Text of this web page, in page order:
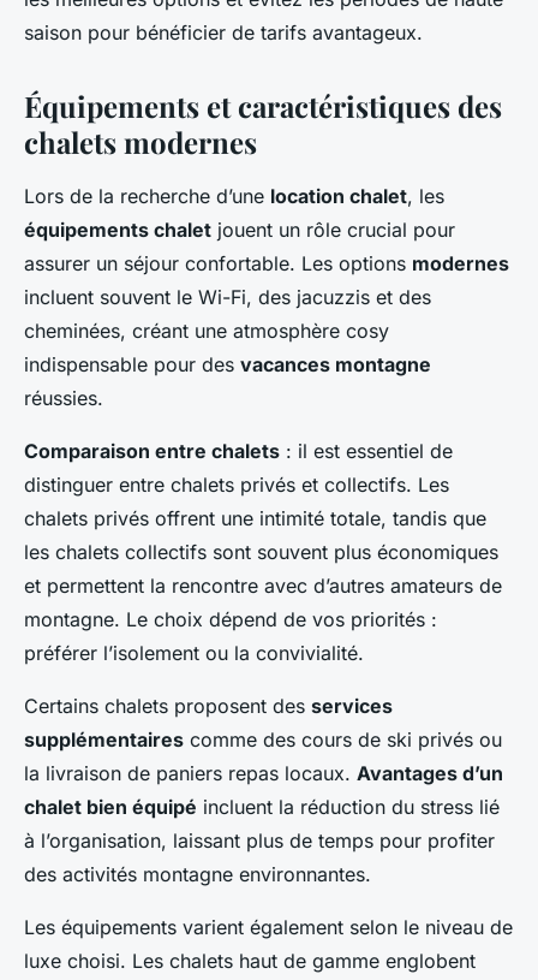
saison pour bénéficier de tarifs avantageux.
Équipements et caractéristiques des
chalets modernes
Lors de la recherche d’une location chalet, les
équipements chalet jouent un rôle crucial pour
assurer un séjour confortable. Les options modernes
incluent souvent le Wi-Fi, des jacuzzis et des
cheminées, créant une atmosphère cosy
indispensable pour des vacances montagne
réussies.
Comparaison entre chalets : il est essentiel de
distinguer entre chalets privés et collectifs. Les
chalets privés offrent une intimité totale, tandis que
les chalets collectifs sont souvent plus économiques
et permettent la rencontre avec d’autres amateurs de
montagne. Le choix dépend de vos priorités :
préférer l’isolement ou la convivialité.
Certains chalets proposent des services
supplémentaires comme des cours de ski privés ou
la livraison de paniers repas locaux. Avantages d’un
chalet bien équipé incluent la réduction du stress lié
à l’organisation, laissant plus de temps pour profiter
des activités montagne environnantes.
Les équipements varient également selon le niveau de
luxe choisi. Les chalets haut de gamme englobent